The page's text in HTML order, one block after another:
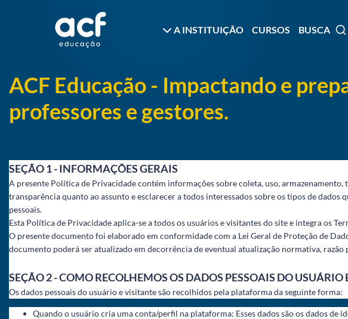
A INSTITUIÇÃO CURSOS BUSCA
ACF Educação - Impactando e
professores e gestores.
SEÇÃO 1 - INFORMAÇÕES GERAIS
A presente Política de Privacidade contém informações sobre coleta, uso,
transparência quanto ao assunto e esclarecer a todos interessados sobre os tipos de
pessoais.
Esta Política de Privacidade aplica-se a todos os usuários e visitantes do site e integra os
O presente documento foi elaborado em conformidade com a Lei Geral de Proteção de
documento poderá ser atualizado em decorrência de eventual atualização normativa,
SEÇÃO 2 - COMO RECOLHEMOS OS DADOS PESSOAIS DO USUÁRIO
Os dados pessoais do usuário e visitante são recolhidos pela plataforma da seguinte forma:
Quando o usuário cria uma conta/perfil na plataforma: Esses dados são os dados